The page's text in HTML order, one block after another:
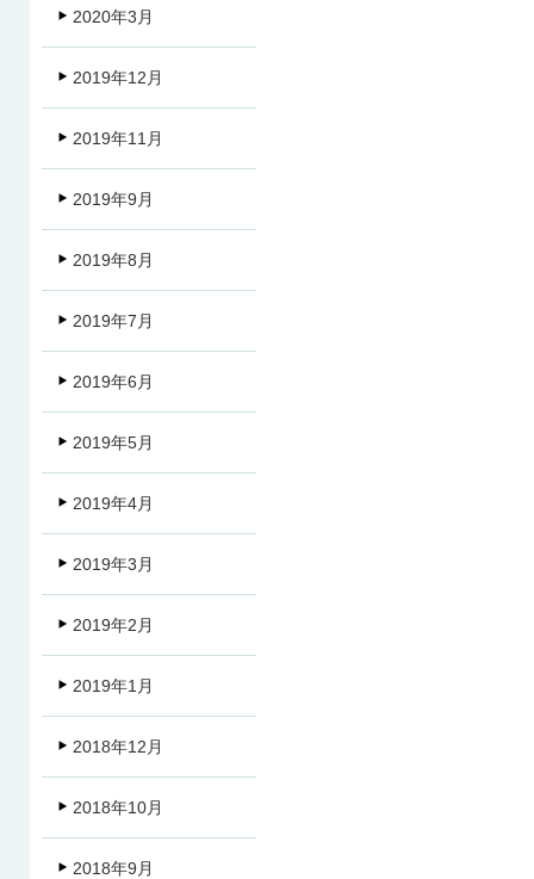
2020年3月
2019年12月
2019年11月
2019年9月
2019年8月
2019年7月
2019年6月
2019年5月
2019年4月
2019年3月
2019年2月
2019年1月
2018年12月
2018年10月
2018年9月